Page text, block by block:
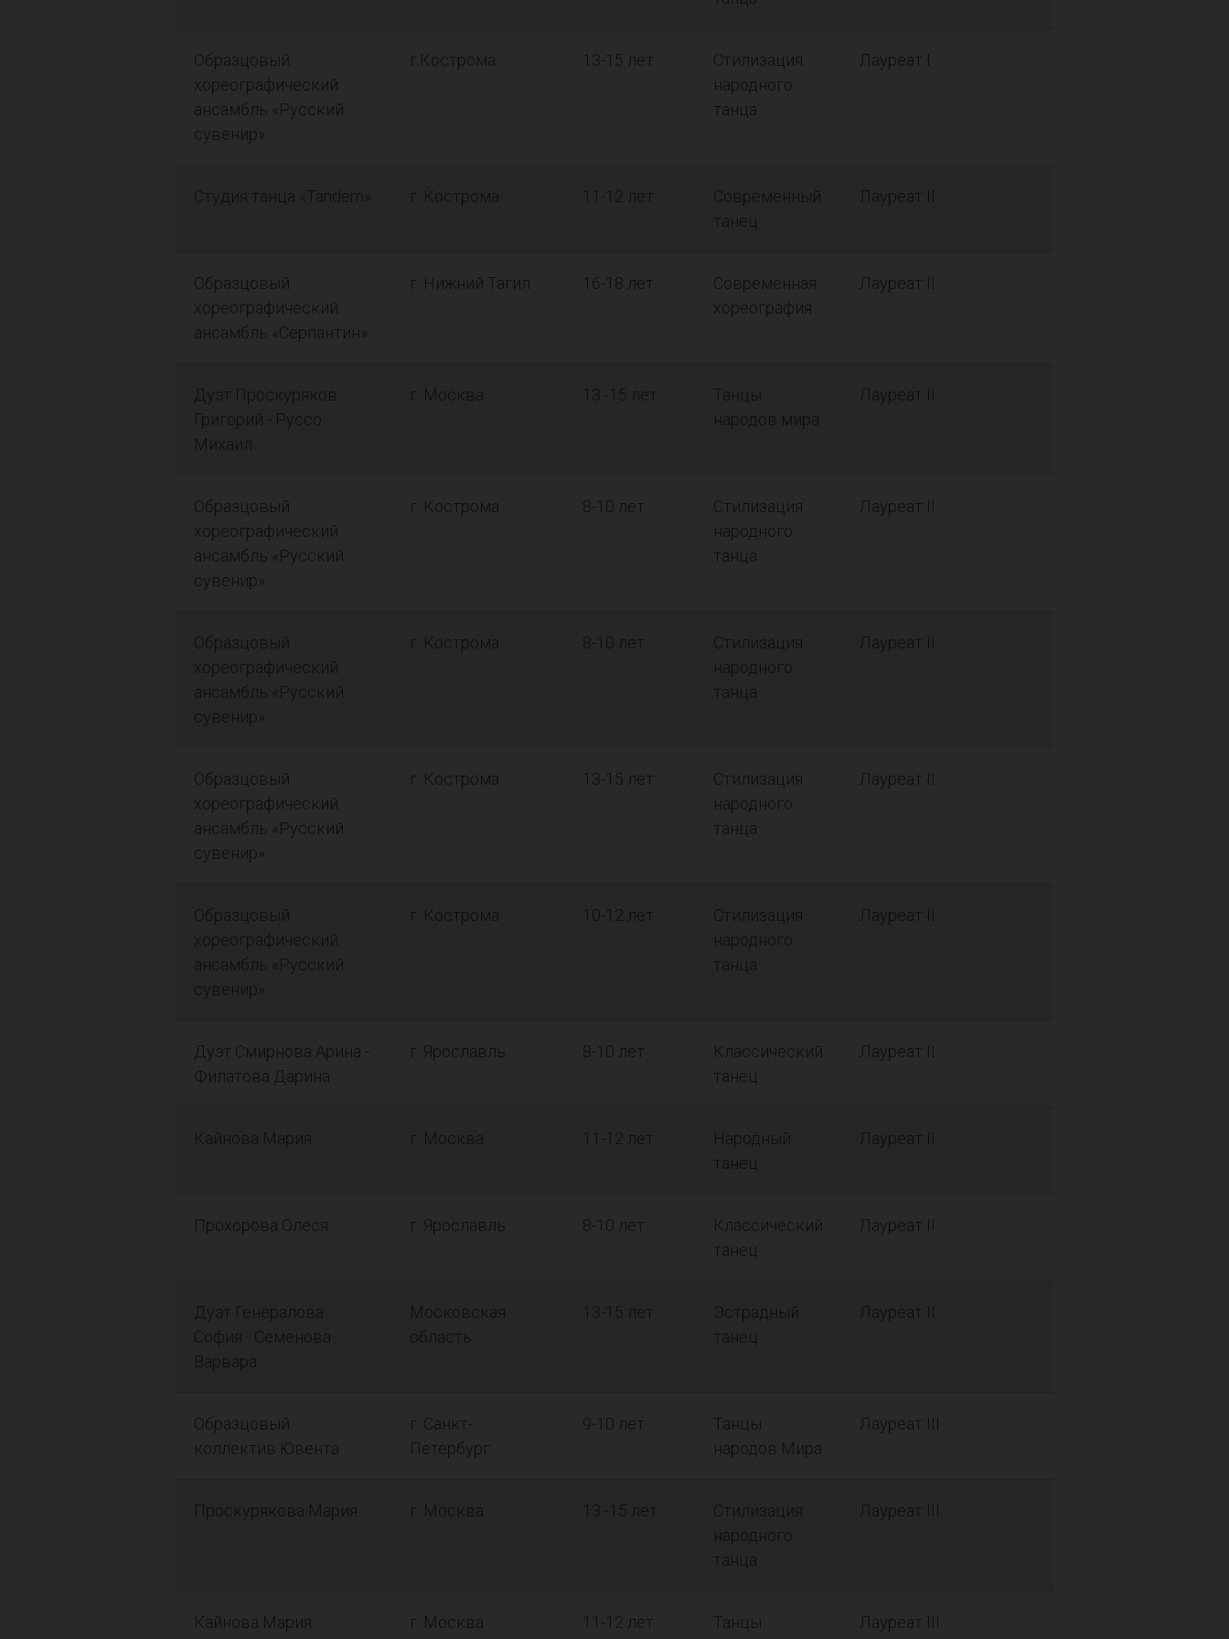
Образцовый
хореографический
ансамбль «Русский
сувенир»
г.Кострома 13-15 лет
Стилизация
народного
танца
Лауреат I
Студия танца «Tandem» г. Кострома 11-12 лет
Современный
танец
Лауреат II
Образцовый
хореографический
ансамбль «Серпантин»
г. Нижний Тагил 16-18 лет
Современная
хореография
Лауреат II
Дуэт Проскуряков
Григорий - Руссо
Михаил
г. Москва 13 -15 лет
Танцы
народов мира
Лауреат II
Образцовый
хореографический
ансамбль «Русский
сувенир»
г. Кострома 8-10 лет
Стилизация
народного
танца
Лауреат II
Образцовый
хореографический
ансамбль «Русский
сувенир»
г. Кострома 8-10 лет
Стилизация
народного
танца
Лауреат II
Образцовый
хореографический
ансамбль «Русский
сувенир»
г. Кострома 13-15 лет
Стилизация
народного
танца
Лауреат II
Образцовый
хореографический
ансамбль «Русский
сувенир»
г. Кострома 10-12 лет
Стилизация
народного
танца
Лауреат II
Дуэт Смирнова Арина -
Филатова Дарина
г. Ярославль 8-10 лет
Классический
танец
Лауреат II
Кайнова Мария г. Москва 11-12 лет
Народный
танец
Лауреат II
Прохорова Олеся г. Ярославль 8-10 лет
Классический
танец
Лауреат II
Дуэт Генералова
София - Семенова
Варвара
Московская
область
13-15 лет
Эстрадный
танец
Лауреат II
Образцовый
коллектив Ювента
г. Санкт-
Петербург
9-10 лет
Танцы
народов Мира
Лауреат III
Проскурякова Мария г. Москва 13 -15 лет
Стилизация
народного
танца
Лауреат III
Кайнова Мария г. Москва 11-12 лет
Танцы
Лауреат III